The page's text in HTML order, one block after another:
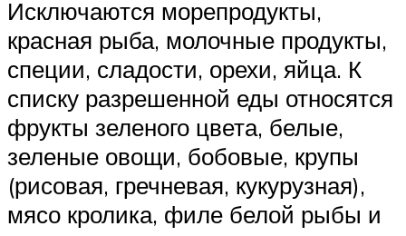
Исключаются морепродукты,
красная рыба, молочные продукты,
специи, сладости, орехи, яйца. К
списку разрешенной еды относятся
фрукты зеленого цвета, белые,
зеленые овощи, бобовые, крупы
(рисовая, гречневая, кукурузная),
мясо кролика, филе белой рыбы и